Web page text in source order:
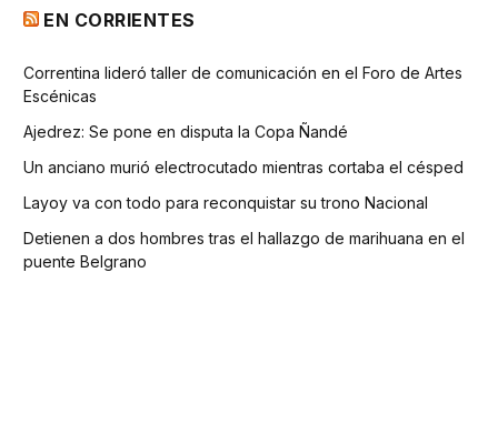
EN CORRIENTES
Correntina lideró taller de comunicación en el Foro de Artes
Escénicas
Ajedrez: Se pone en disputa la Copa Ñandé
Un anciano murió electrocutado mientras cortaba el césped
Layoy va con todo para reconquistar su trono Nacional
Detienen a dos hombres tras el hallazgo de marihuana en el
puente Belgrano